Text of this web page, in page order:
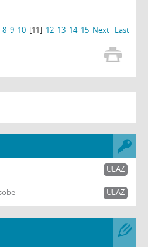
8 9 10 [11] 12 13 14 15 Next Last
ULAZ
ULAZ